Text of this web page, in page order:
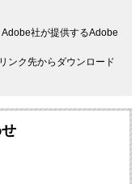
社が提供するAdobe
ンク先からダウンロード